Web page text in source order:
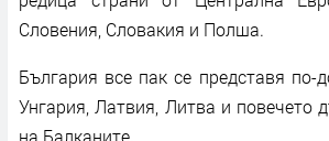
Словения, Словакия и Полша.
България все пак се представя по-
Унгария, Латвия, Литва и повечето
на Балканите.